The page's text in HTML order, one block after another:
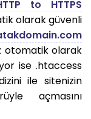
to HTTPS
olarak güvenli
otomatik olarak
ise .htaccess
ile sitenizin
açmasını